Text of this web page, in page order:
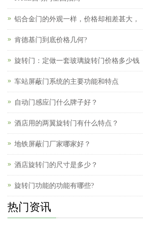
铝合金门的外观一样，价格却相差甚大，
肯德基门到底价格几何?
旋转门：定做一套玻璃旋转门价格多少钱
车站屏蔽门系统的主要功能和特点
自动门感应门什么牌子好？
酒店用的两翼旋转门有什么特点？
地铁屏蔽门厂家哪家好？
酒店旋转门的尺寸是多少？
旋转门功能的功能有哪些?
热门资讯